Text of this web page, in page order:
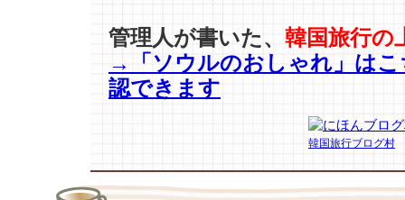
VIP
試
写
美
た
ち
管理人が書いた、 韓国旅行の
→「ソウルのおしゃれ」はこ
認できます
韓国旅行ブログ村